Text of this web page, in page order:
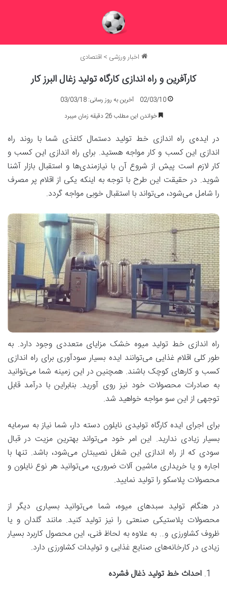
اخبار ورزشی > اقتصادی
کارآفرین و راه اندازی کارگاه تولید زغال البرز کار
02/03/10
آخرین به روز رسانی: 03/03/18
خواندن این مطلب 26 دقیقه زمان میبرد
در ایده‌ی راه اندازی خط تولید دستمال کاغذی شما با روند راه
اندازی این کسب و کار مواجه هستید. برای راه اندازی این کسب و
کار لازم است پیش از شروع آن با نیازمندی‌ها و استقبال بازار آشنا
شوید. در حقیقت این طرح با توجه به اینکه یکی از اقلام پر مصرف
را شامل می‌شود، می‌تواند با استقبال خوبی مواجه گردد.
راه اندازی خط تولید میوه خشک مزایای متعددی وجود دارد. به
طور کلی اقلام غذایی می‌توانند ایده بسیار سودآوری برای راه اندازی
کسب و کارهای کوچک باشند. همچنین در این زمینه شما می‌توانید
به صادرات محصولات خود نیز روی آورید. بنابراین با درآمد قابل
توجهی از این سو مواجه خواهید شد.
برای اجرای ایده کارگاه تولیدی نایلون دسته دار، شما نیاز به سرمایه
بسیار زیادی ندارید. این امر خود می‌تواند بهترین مزیت در قبال
سودی که از راه اندازی این شغل نصیبتان می‌شود، باشد. تنها با
اجاره و یا خریداری ماشین آلات ضروری، می‌توانید هر نوع نایلون و
محصولات پلاسکو را تولید نمایید.
در هنگام تولید سبدهای میوه، شما می‌توانید بسیاری دیگر از
محصولات پلاستیکی صنعتی را نیز تولید کنید. مانند گلدان و یا
ظروف کشاورزی و… به علاوه به لحاظ فنی، این محصول کاربرد بسیار
زیادی در کارخانه‌های صنایع غذایی و تولیدات کشاورزی دارد.
احداث خط تولید ذغال فشرده